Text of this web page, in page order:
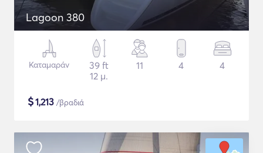
Lagoon 380
Καταμαράν
39 ft
12 μ.
11 4 4
$1,213 /βραδιά